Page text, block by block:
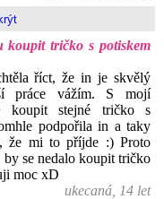
koupit tričko s potiskem
říct, že in je skvělý
práce vážím. S mojí
koupit stejné tričko s
podpořila in a taky
že mi to příjde :) Proto
by se nedalo koupit tričko
moc xD
ukecaná, 14 let